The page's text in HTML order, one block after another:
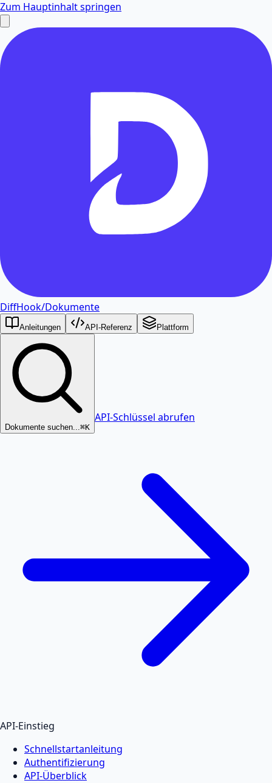
Zum Hauptinhalt springen
DiffHook/Dokumente
Anleitungen API-Referenz Plattform
Dokumente suchen... ⌘K
API-Schlüssel abrufen
API-Einstieg
Schnellstartanleitung
Authentifizierung
API-Überblick